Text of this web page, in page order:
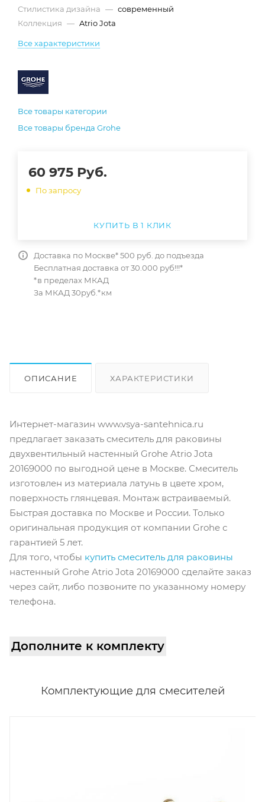
Стилистика дизайна — современный
Коллекция — Atrio Jota
Все характеристики
Все товары категории
Все товары бренда Grohe
60 975 Руб.
По запросу
КУПИТЬ В 1 КЛИК
Доставка по Москве* 500 руб. до подъезда
Бесплатная доставка от 30.000 руб!!!*
*в пределах МКАД
За МКАД 30руб.*км
ОПИСАНИЕ ХАРАКТЕРИСТИКИ
Интернет-магазин www.vsya-santehnica.ru
предлагает заказать смеситель для раковины
двухвентильный настенный Grohe Atrio Jota
20169000 по выгодной цене в Москве. Смеситель
изготовлен из материала латунь в цвете хром,
поверхность глянцевая. Монтаж встраиваемый.
Быстрая доставка по Москве и России. Только
оригинальная продукция от компании Grohe с
гарантией 5 лет.
Для того, чтобы купить смеситель для раковины
настенный Grohe Atrio Jota 20169000 сделайте заказ
через сайт, либо позвоните по указанному номеру
телефона.
Дополните к комплекту
Комплектующие для смесителей